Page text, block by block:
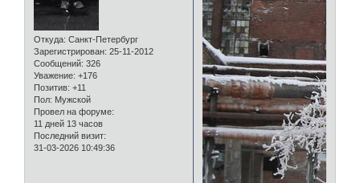
Откуда: Санкт-Петербург
Зарегистрирован: 25-11-2012
Сообщений: 326
Уважение: +176
Позитив: +11
Пол: Мужской
Провел на форуме:
11 дней 13 часов
Последний визит:
31-03-2026 10:49:36